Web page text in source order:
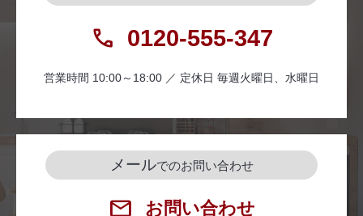
0120-555-347
営業時間 10:00～18:00 ／ 定休日 毎週火曜日、水曜日
メールでのお問い合わせ
お問い合わせ